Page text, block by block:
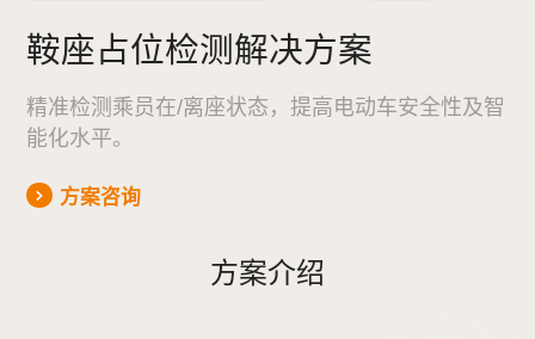
鞍座占位检测解决方案
精准检测乘员在/离座状态，提高电动车安全性及智
能化水平。
方案咨询
方案介绍